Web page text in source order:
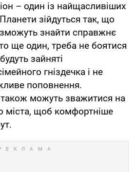
– один із найщасливіших
зійдуться так, що
знайти справжнє
ще один, треба не боятися
зайняті
гніздечка і не
поповнення.
можуть зважитися на
міста, щоб комфортніше